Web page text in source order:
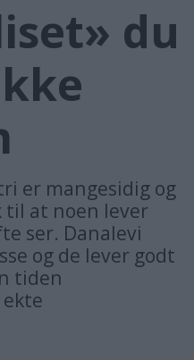
du
er mangesidig og
at noen lever
ser. Danalevi
og de lever godt
tiden